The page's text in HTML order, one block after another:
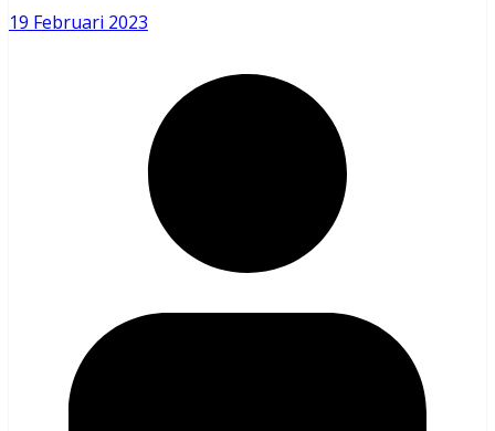
19 Februari 2023